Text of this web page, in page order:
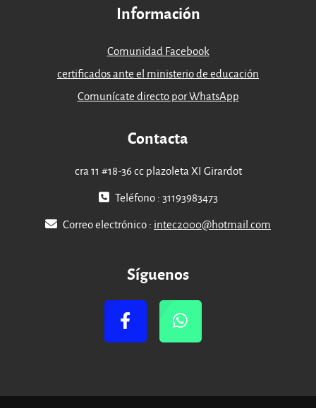
Información
Comunidad Facebook
certificados ante el ministerio de educación
Comunícate directo por WhatsApp
Contacta
cra 11 #18-36 cc plazoleta XI Girardot
Teléfono : 31193983473
Correo electrónico : intec2000@hotmail.com
Síguenos